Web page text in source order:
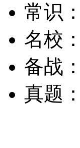
常识：
名校：
备战：
真题：